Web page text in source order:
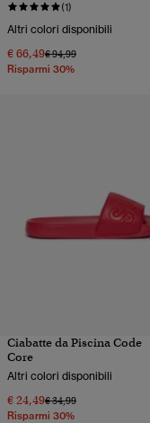
(1)
Altri colori disponibili
€ 66,49Prezzo ridotto da
€ 94,99a
Risparmi 30%
Ciabatte da Piscina Code
Core
Altri colori disponibili
€ 24,49Prezzo ridotto da
€ 34,99a
Risparmi 30%